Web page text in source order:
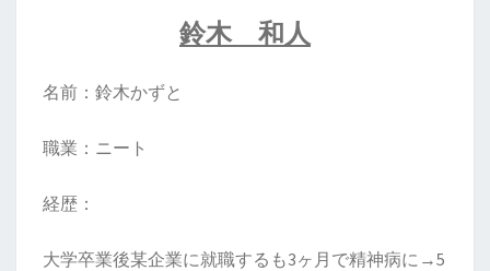
鈴木 和人
名前：鈴木かずと
職業：ニート
経歴：
大学卒業後某企業に就職するも3ヶ月で精神病に→5